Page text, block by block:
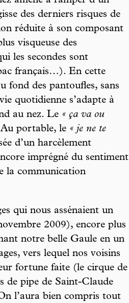
des derniers risques de
réduite à son composant
visqueuse des
les secondes sont
français…). En cette
fond des pantoufles, sans
quotidienne s’adapte à
au nez. Le « ça va ou
Au portable, le « je ne te
d’un harcèlement
imprégné du sentiment
la communication
qui nous assénaient un
2009), encore plus
notre belle Gaule en un
vers lequel nos voisins
fortune faite (le cirque de
de pipe de Saint-Claude
l’aura bien compris tout